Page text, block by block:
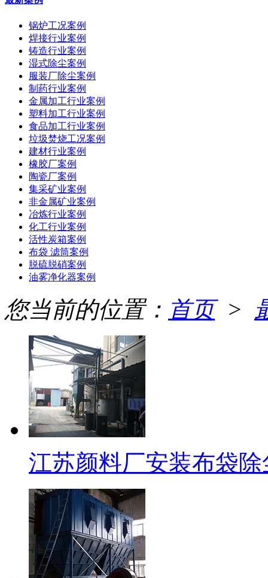
锅炉工况案例
焊接行业案例
铸造行业案例
湿式除尘案例
服装厂除尘案例
制药行业案例
金属加工行业案例
塑料加工行业案例
食品加工行业案例
垃圾焚烧工况案例
建材行业案例
橡胶厂案例
陶瓷厂案例
集采矿业案例
非金属矿业案例
冶炼行业案例
化工行业案例
活性炭箱案例
布袋 滤筒案例
脱硫脱硝案例
油雾净化器案例
您当前的位置： 首页>
江苏颜料厂安装布袋